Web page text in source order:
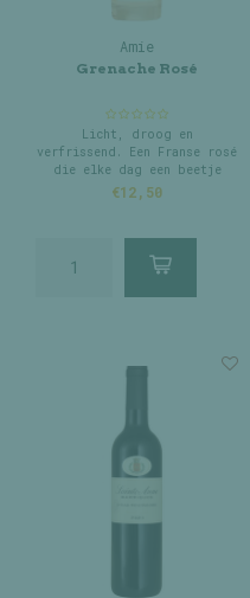
Amie
Grenache Rosé
Licht, droog en
verfrissend. Een Franse rosé
die elke dag een beetje
zonniger maakt.
€12,50